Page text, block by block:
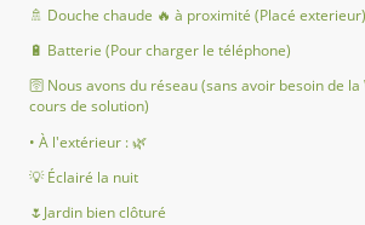
🚿 Douche chaude 🔥 à proximité (Placé exterieur)
🔋 Batterie (Pour charger le téléphone)
🛜 Nous avons du réseau (sans avoir besoin de la
cours de solution)
• À l'extérieur : 🌿
💡 Éclairé la nuit
🌷Jardin bien clôturé